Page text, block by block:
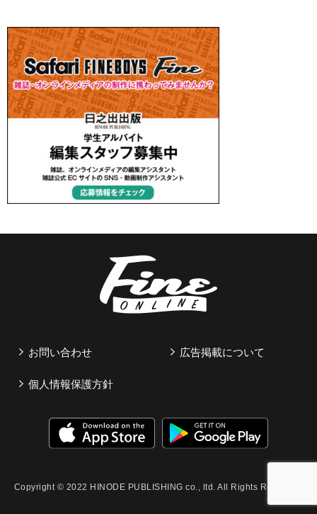
お問い合わせ 広告掲載について
個人情報保護方針
Copyright © 2022 HINODE PUBLISHING co., ltd. All Rights Reserved.